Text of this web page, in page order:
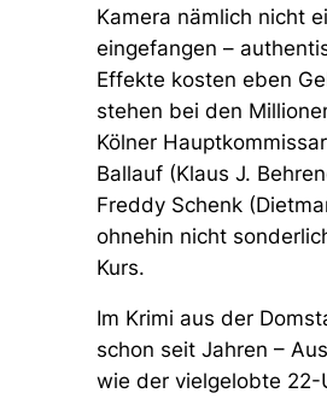
Kamera nämlich nicht
eingefangen –
Effekte kosten eben
stehen bei den
Kölner
Ballauf (Klaus J.
Freddy Schenk
ohnehin nicht
Kurs.
Im Krimi aus der
schon seit Jahren –
wie der vielgelobte 22-